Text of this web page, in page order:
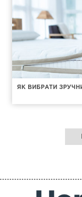
ЯК ВИБРАТИ